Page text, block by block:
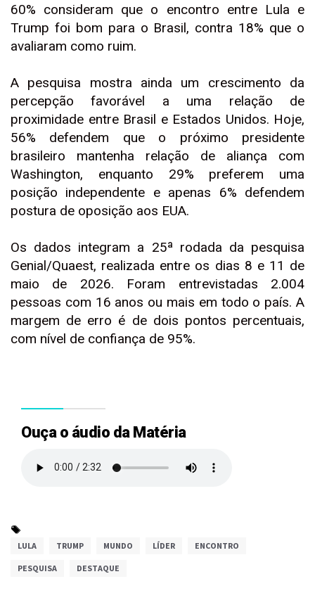
60% consideram que o encontro entre Lula e
Trump foi bom para o Brasil, contra 18% que o
avaliaram como ruim.
A pesquisa mostra ainda um crescimento da
percepção favorável a uma relação de
proximidade entre Brasil e Estados Unidos. Hoje,
56% defendem que o próximo presidente
brasileiro mantenha relação de aliança com
Washington, enquanto 29% preferem uma
posição independente e apenas 6% defendem
postura de oposição aos EUA.
Os dados integram a 25ª rodada da pesquisa
Genial/Quaest, realizada entre os dias 8 e 11 de
maio de 2026. Foram entrevistadas 2.004
pessoas com 16 anos ou mais em todo o país. A
margem de erro é de dois pontos percentuais,
com nível de confiança de 95%.
Ouça o áudio da Matéria
LULA TRUMP MUNDO LÍDER ENCONTRO
PESQUISA DESTAQUE